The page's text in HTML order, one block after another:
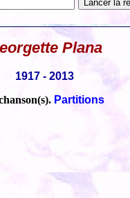
Plana
1917 - 2013
Partitions